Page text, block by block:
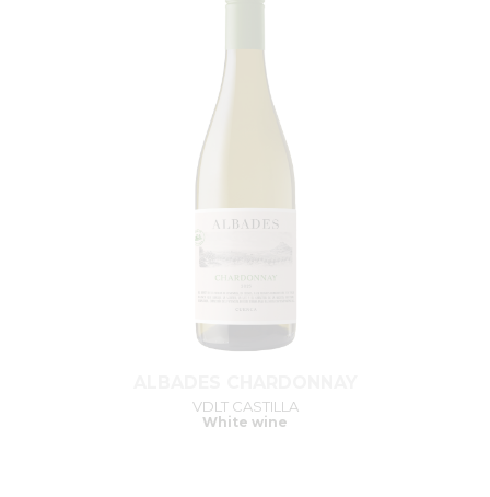
VDLT CASTILLA
White wine